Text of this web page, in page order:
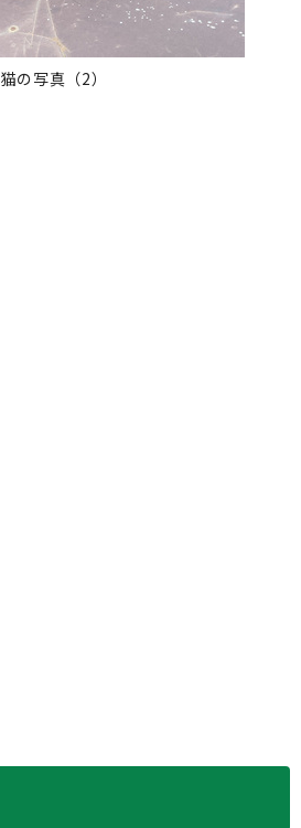
猫の写真（2）